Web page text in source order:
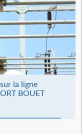
la ligne
BOUET